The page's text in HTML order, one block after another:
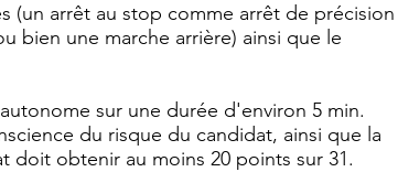
(un arrêt au stop comme arrêt de précision
bien une marche arrière) ainsi que le
sur une durée d'environ 5 min.
du risque du candidat, ainsi que la
doit obtenir au moins 20 points sur 31.